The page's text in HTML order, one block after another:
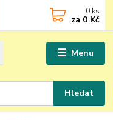
Menu
Hledat
0 ks
za 0 Kč